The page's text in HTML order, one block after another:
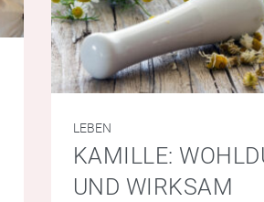
LEBEN
KAMILLE:
UND WIRKSAM